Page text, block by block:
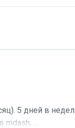
5 дней в
...